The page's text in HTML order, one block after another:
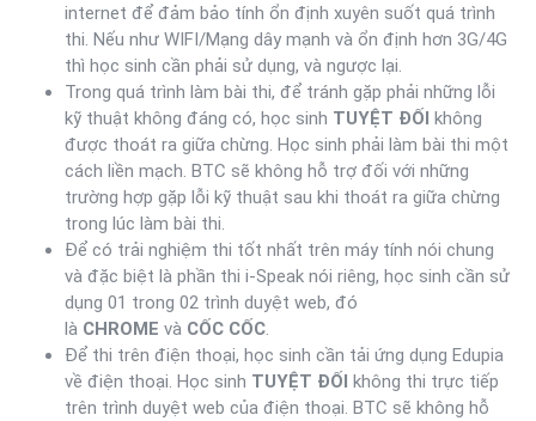
internet để đảm bảo tính ổn định xuyên suốt quá trình
thi. Nếu như WIFI/Mạng dây mạnh và ổn định hơn 3G/4G
thì học sinh cần phải sử dụng, và ngược lại.
Trong quá trình làm bài thi, để tránh gặp phải những lỗi
kỹ thuật không đáng có, học sinh TUYỆT ĐỐI không
được thoát ra giữa chừng. Học sinh phải làm bài thi một
cách liền mạch. BTC sẽ không hỗ trợ đối với những
trường hợp gặp lỗi kỹ thuật sau khi thoát ra giữa chừng
trong lúc làm bài thi.
Để có trải nghiệm thi tốt nhất trên máy tính nói chung
và đặc biệt là phần thi i-Speak nói riêng, học sinh cần sử
dụng 01 trong 02 trình duyệt web, đó
là CHROME và CỐC CỐC.
Để thi trên điện thoại, học sinh cần tải ứng dụng Edupia
về điện thoại. Học sinh TUYỆT ĐỐI không thi trực tiếp
trên trình duyệt web của điện thoại. BTC sẽ không hỗ